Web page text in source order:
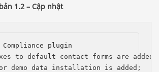
1.2 – Cập nhật
Compliance plugin
to default contact forms are added,
demo data installation is added;